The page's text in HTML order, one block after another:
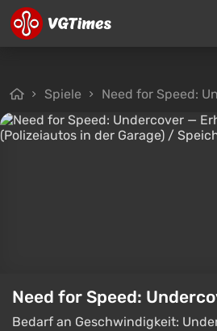
Spiele Need for Speed:
Need for Speed:
Bedarf an Geschwindigkeit: